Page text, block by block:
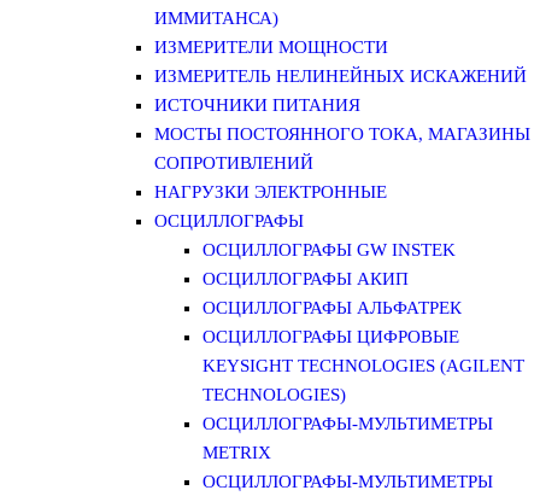
ИММИТАНСА)
ИЗМЕРИТЕЛИ МОЩНОСТИ
ИЗМЕРИТЕЛЬ НЕЛИНЕЙНЫХ ИСКАЖЕНИЙ
ИСТОЧНИКИ ПИТАНИЯ
МОСТЫ ПОСТОЯННОГО ТОКА, МАГАЗИНЫ
СОПРОТИВЛЕНИЙ
НАГРУЗКИ ЭЛЕКТРОННЫЕ
ОСЦИЛЛОГРАФЫ
ОСЦИЛЛОГРАФЫ GW INSTEK
ОСЦИЛЛОГРАФЫ АКИП
ОСЦИЛЛОГРАФЫ АЛЬФАТРЕК
ОСЦИЛЛОГРАФЫ ЦИФРОВЫЕ
KEYSIGHT TECHNOLOGIES (AGILENT
TECHNOLOGIES)
ОСЦИЛЛОГРАФЫ-МУЛЬТИМЕТРЫ
METRIX
ОСЦИЛЛОГРАФЫ-МУЛЬТИМЕТРЫ